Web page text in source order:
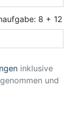
8 + 12
inklusive
und